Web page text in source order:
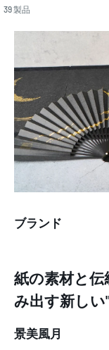
39 製品
ブランド
紙の素材と
み出す新しい
景美風月